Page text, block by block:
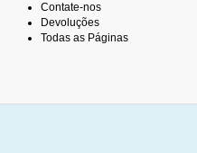
Contate-nos
Devoluções
Todas as Páginas